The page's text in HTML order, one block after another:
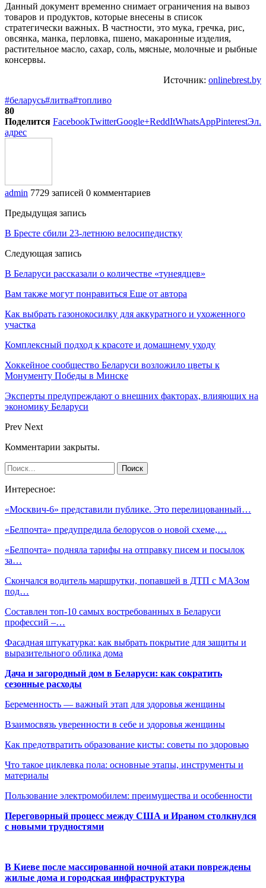
Данный документ временно снимает ограничения на вывоз
товаров и продуктов, которые внесены в список
стратегически важных. В частности, это мука, гречка, рис,
овсянка, манка, перловка, пшено, макаронные изделия,
растительное масло, сахар, соль, мясные, молочные и рыбные
консервы.
Источник: onlinebrest.by
#беларусь#литва#топливо
80
Поделится FacebookTwitterGoogle+ReddItWhatsAppPinterestЭл.
адрес
admin 7729 записей 0 комментариев
Предыдущая запись
В Бресте сбили 23-летнюю велосипедистку
Следующая запись
В Беларуси рассказали о количестве «тунеядцев»
Вам также могут понравиться Еще от автора
Как выбрать газонокосилку для аккуратного и ухоженного
участка
Комплексный подход к красоте и домашнему уходу
Хоккейное сообщество Беларуси возложило цветы к
Монументу Победы в Минске
Эксперты предупреждают о внешних факторах, влияющих на
экономику Беларуси
Prev Next
Комментарии закрыты.
Интересное:
«Москвич-6» представили публике. Это перелицованный…
«Белпочта» предупредила белорусов о новой схеме,…
«Белпочта» подняла тарифы на отправку писем и посылок
за…
Cкончался водитель маршрутки, попавшей в ДТП с МАЗом
под…
Составлен топ-10 самых востребованных в Беларуси
профессий –…
Фасадная штукатурка: как выбрать покрытие для защиты и
выразительного облика дома
Дача и загородный дом в Беларуси: как сократить
сезонные расходы
Беременность — важный этап для здоровья женщины
Взаимосвязь уверенности в себе и здоровья женщины
Как предотвратить образование кисты: советы по здоровью
Что такое циклевка пола: основные этапы, инструменты и
материалы
Пользование электромобилем: преимущества и особенности
Переговорный процесс между США и Ираном столкнулся
с новыми трудностями
В Киеве после массированной ночной атаки повреждены
жилые дома и городская инфраструктура